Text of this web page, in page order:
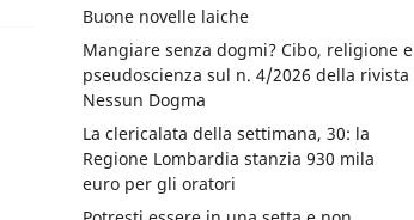
Buone novelle laiche
Mangiare senza dogmi? Cibo, religione e
pseudoscienza sul n. 4/2026 della rivista
Nessun Dogma
La clericalata della settimana, 30: la
Regione Lombardia stanzia 930 mila
euro per gli oratori